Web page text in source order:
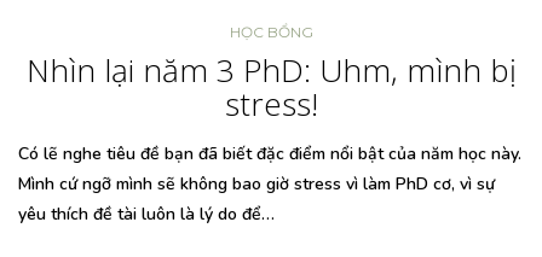
HỌC BỔNG
Nhìn lại năm 3 PhD: Uhm, mình bị
stress!
Có lẽ nghe tiêu đề bạn đã biết đặc điểm nổi bật của năm học này.
Mình cứ ngỡ mình sẽ không bao giờ stress vì làm PhD cơ, vì sự
yêu thích đề tài luôn là lý do để…